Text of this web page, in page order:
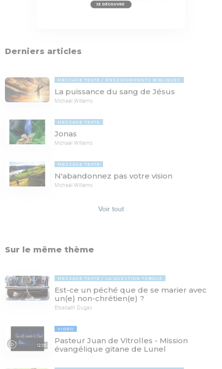
Derniers articles
MESSAGE TEXTE ENSEIGNEMENTS BIBLIQUES
La puissance du sang de Jésus
Michaël Williams
MESSAGE TEXTE
Jonas
Michaël Williams
MESSAGE TEXTE
N'abandonnez pas votre vision
Michaël Williams
Voir tout
Sur le même thème
MESSAGE TEXTE LA QUESTION TABOUE
Est-ce un péché que de se marier avec
un(e) non-chrétien(e) ?
Elisabeth Dugas
12:05
VIDÉO
Pasteur Juan de Vitrolles - Mission
évangélique gitane de Lunel